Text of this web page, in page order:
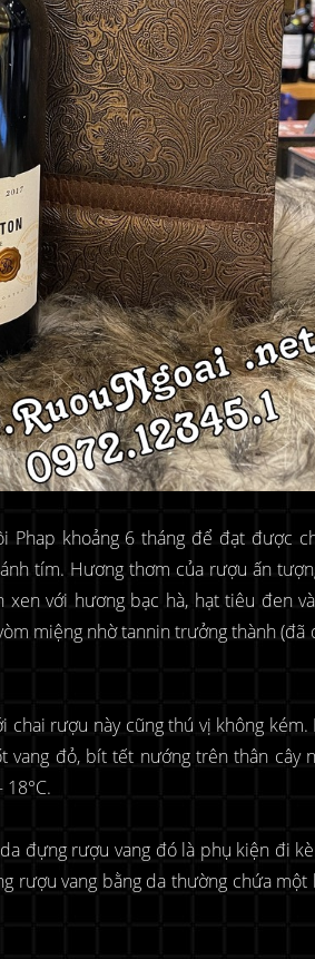
khoảng 6 tháng để đạt được
tím. Hương thơm của rượu ấn
với hương bạc hà, hạt tiêu đen
miệng nhờ tannin trưởng thành (đã
rượu này cũng thú vị không
vang đỏ, bít tết nướng trên thân cây
đựng rượu vang đó là phụ kiện đi
rượu vang bằng da thường chứa một